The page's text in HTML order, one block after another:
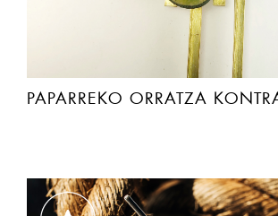
PAPARREKO ORRATZA